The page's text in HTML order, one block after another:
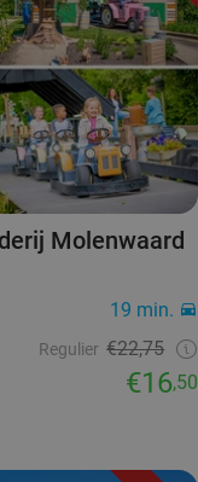
Molenwaard
19 min.
Regulier €22,75
€16,50